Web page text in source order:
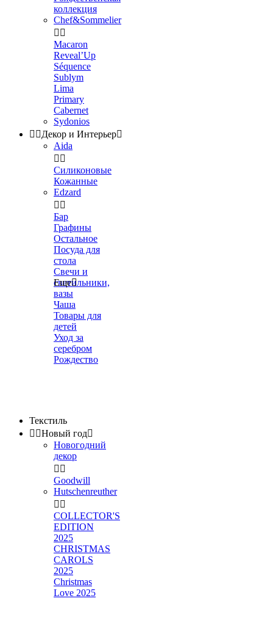
коллекция
Chef&Sommelier
 
Macaron
Reveal’Up
Séquence
Sublym
Lima
Primary
Cabernet
Sydonios
 Декор и Интерьер
Aida
 
Силиконовые
Кожанные
Edzard
 
Бар
Графины
Остальное
Посуда для
стола
Свечи и
светильники,
вазы
Чаша
Товары для
детей
Уход за
серебром
Рождество
Еще
Текстиль
 Новый год
Новогодний
декор
 
Goodwill
Hutschenreuther
 
COLLECTOR'S
EDITION
2025
CHRISTMAS
CAROLS
2025
Christmas
Love 2025